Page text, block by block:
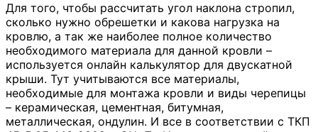
Для того, чтобы рассчитать угол наклона стропил,
сколько нужно обрешетки и какова нагрузка на
кровлю, а так же наиболее полное количество
необходимого материала для данной кровли –
используется онлайн калькулятор для двускатной
крыши. Тут учитываются все материалы,
необходимые для монтажа кровли и виды черепицы
– керамическая, цементная, битумная,
металлическая, ондулин. И все в соответствии с ТКП